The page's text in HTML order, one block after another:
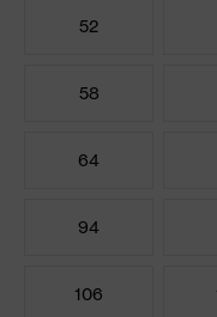
52
58
64
94
106